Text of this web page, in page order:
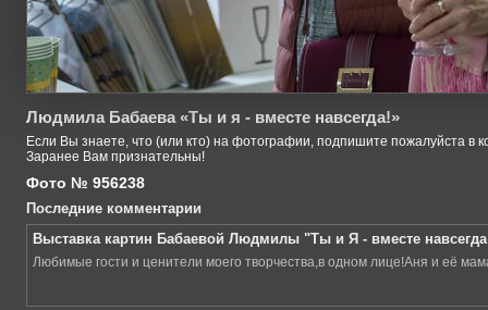
Людмила Бабаева «Ты и я - вместе навсегда!»
Если Вы знаете, что (или кто) на фотографии, подпишите пожалуйста в
Заранее Вам признательны!
Фото № 956238
Последние комментарии
Выставка картин Бабаевой Людмилы "Ты и Я - вместе
Любимые гости и ценители моего творчества,в одном лице!Аня и её